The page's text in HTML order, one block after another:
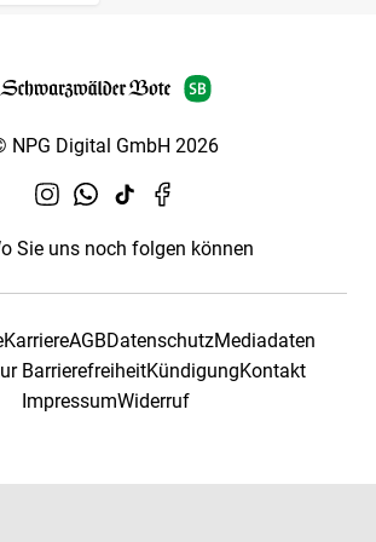
NPG Digital GmbH 2026
Sie uns noch folgen können
KarriereAGBDatenschutzMediadaten
BarrierefreiheitKündigungKontakt
ImpressumWiderruf